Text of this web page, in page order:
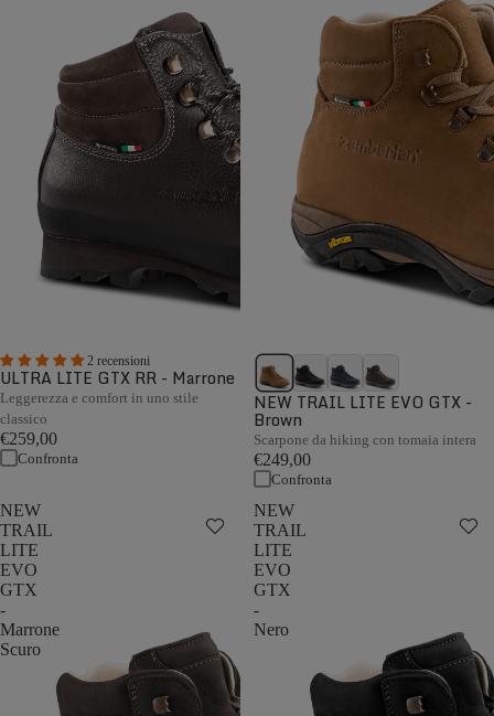
2 recensioni
ULTRA LITE GTX RR - Marrone
Leggerezza e comfort in uno stile
classico
€259,00
Confronta
NEW TRAIL LITE EVO GTX -
Brown
Scarpone da hiking con tomaia intera
€249,00
Confronta
NEW
TRAIL
LITE
EVO
GTX
-
Marrone
Scuro
NEW
TRAIL
LITE
EVO
GTX
-
Nero